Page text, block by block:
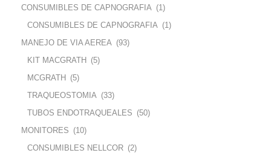
CONSUMIBLES DE CAPNOGRAFIA (1)
CONSUMIBLES DE CAPNOGRAFIA (1)
MANEJO DE VIA AEREA (93)
KIT MACGRATH
(5)
MCGRATH
(5)
TRAQUEOSTOMIA (33)
TUBOS ENDOTRAQUEALES (50)
MONITORES (10)
CONSUMIBLES NELLCOR (2)